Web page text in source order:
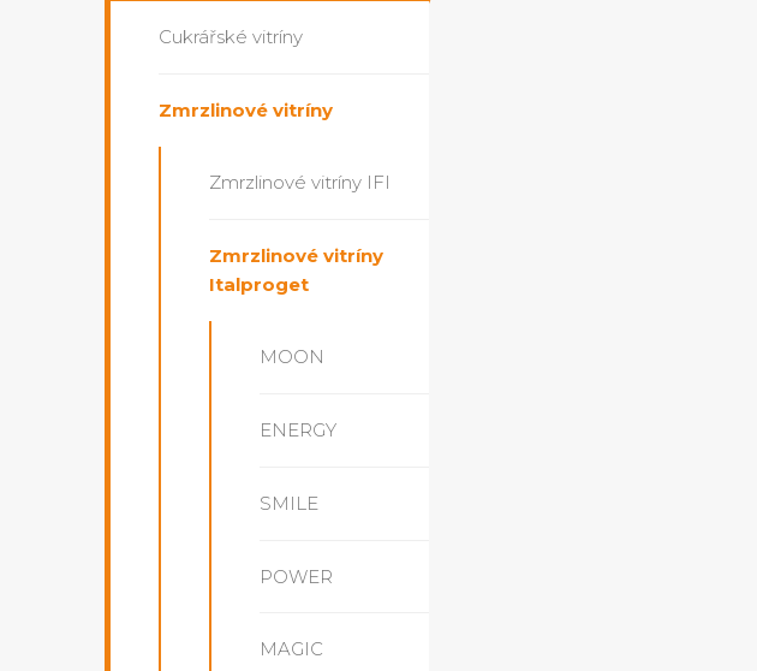
Cukrářské vitríny
Zmrzlinové vitríny
Zmrzlinové vitríny IFI
Zmrzlinové vitríny
Italproget
MOON
ENERGY
SMILE
POWER
MAGIC